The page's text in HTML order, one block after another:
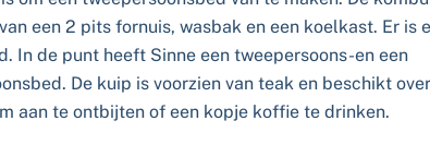
een 2 pits fornuis, wasbak en een koelkast. Er is
In de punt heeft Sinne een tweepersoons-en een
De kuip is voorzien van teak en beschikt
aan te ontbijten of een kopje koffie te drinken.